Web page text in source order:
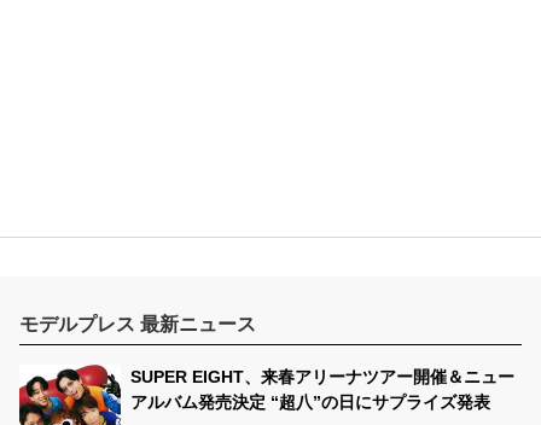
モデルプレス 最新ニュース
SUPER EIGHT、来春アリーナツアー開催＆ニュー
アルバム発売決定 “超八”の日にサプライズ発表